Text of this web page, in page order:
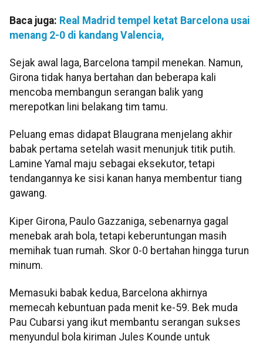
Baca juga: Real Madrid tempel ketat Barcelona usai
menang 2-0 di kandang Valencia,
Sejak awal laga, Barcelona tampil menekan. Namun,
Girona tidak hanya bertahan dan beberapa kali
mencoba membangun serangan balik yang
merepotkan lini belakang tim tamu.
Peluang emas didapat Blaugrana menjelang akhir
babak pertama setelah wasit menunjuk titik putih.
Lamine Yamal maju sebagai eksekutor, tetapi
tendangannya ke sisi kanan hanya membentur tiang
gawang.
Kiper Girona, Paulo Gazzaniga, sebenarnya gagal
menebak arah bola, tetapi keberuntungan masih
memihak tuan rumah. Skor 0-0 bertahan hingga turun
minum.
Memasuki babak kedua, Barcelona akhirnya
memecah kebuntuan pada menit ke-59. Bek muda
Pau Cubarsi yang ikut membantu serangan sukses
menyundul bola kiriman Jules Kounde untuk